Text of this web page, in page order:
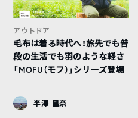
アウトドア
毛布は着る時代へ！旅先でも普
段の生活でも羽のような軽さ
「MOFU（モフ）」シリーズ登場
半澤 里奈